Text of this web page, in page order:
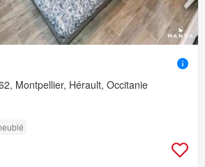
Montpellier, Hérault, Occitanie